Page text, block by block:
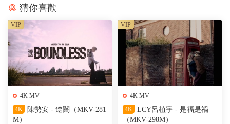
猜你喜歡
4K MV
4K
陳勢安 - 遼闊（MKV-281
M）
VIP
4K MV
4K
LCY呂植宇 - 是福是禍
（MKV-298M）
VIP